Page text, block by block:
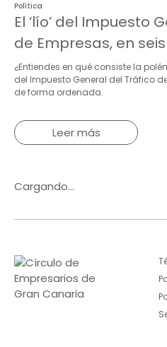
Política
El ‘lío’ del Impuesto
de Empresas, en
¿Entiendes en qué consiste la
del Impuesto General del Tráfico
de forma ordenada.
Leer más
Cargando...